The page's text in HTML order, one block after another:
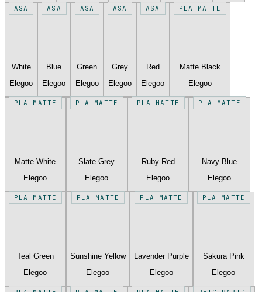
ASA
White
Elegoo
ASA
Blue
Elegoo
ASA
Green
Elegoo
ASA
Grey
Elegoo
ASA
Red
Elegoo
PLA MATTE
Matte Black
Elegoo
PLA MATTE
Matte White
Elegoo
PLA MATTE
Slate Grey
Elegoo
PLA MATTE
Ruby Red
Elegoo
PLA MATTE
Navy Blue
Elegoo
PLA MATTE
Teal Green
Elegoo
PLA MATTE
Sunshine Yellow
Elegoo
PLA MATTE
Lavender Purple
Elegoo
PLA MATTE
Sakura Pink
Elegoo